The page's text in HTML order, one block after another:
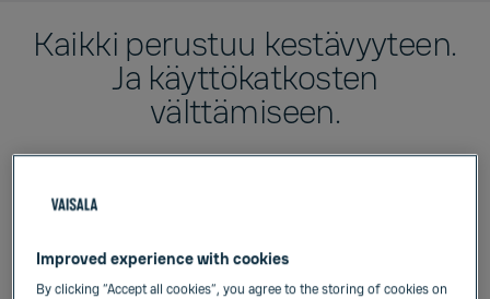
Kaikki perustuu kestävyyteen.
Ja käyttökatkosten
välttämiseen.
Improved experience with cookies
By clicking “Accept all cookies”, you agree to the storing of cookies on